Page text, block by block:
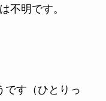
不明です。
です（ひとりっ